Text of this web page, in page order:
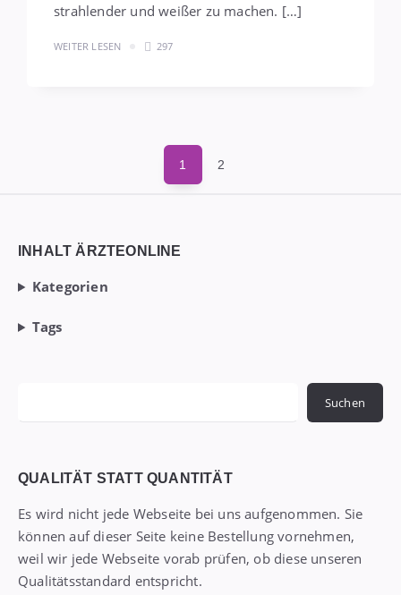
strahlender und weißer zu machen. […]
WEITER LESEN 297
Seitennummerierung
1 2
Widgets
INHALT ÄRZTEONLINE
Kategorien
Tags
Suchen
QUALITÄT STATT QUANTITÄT
Es wird nicht jede Webseite bei uns aufgenommen. Sie
können auf dieser Seite keine Bestellung vornehmen,
weil wir jede Webseite vorab prüfen, ob diese unseren
Qualitätsstandard entspricht.